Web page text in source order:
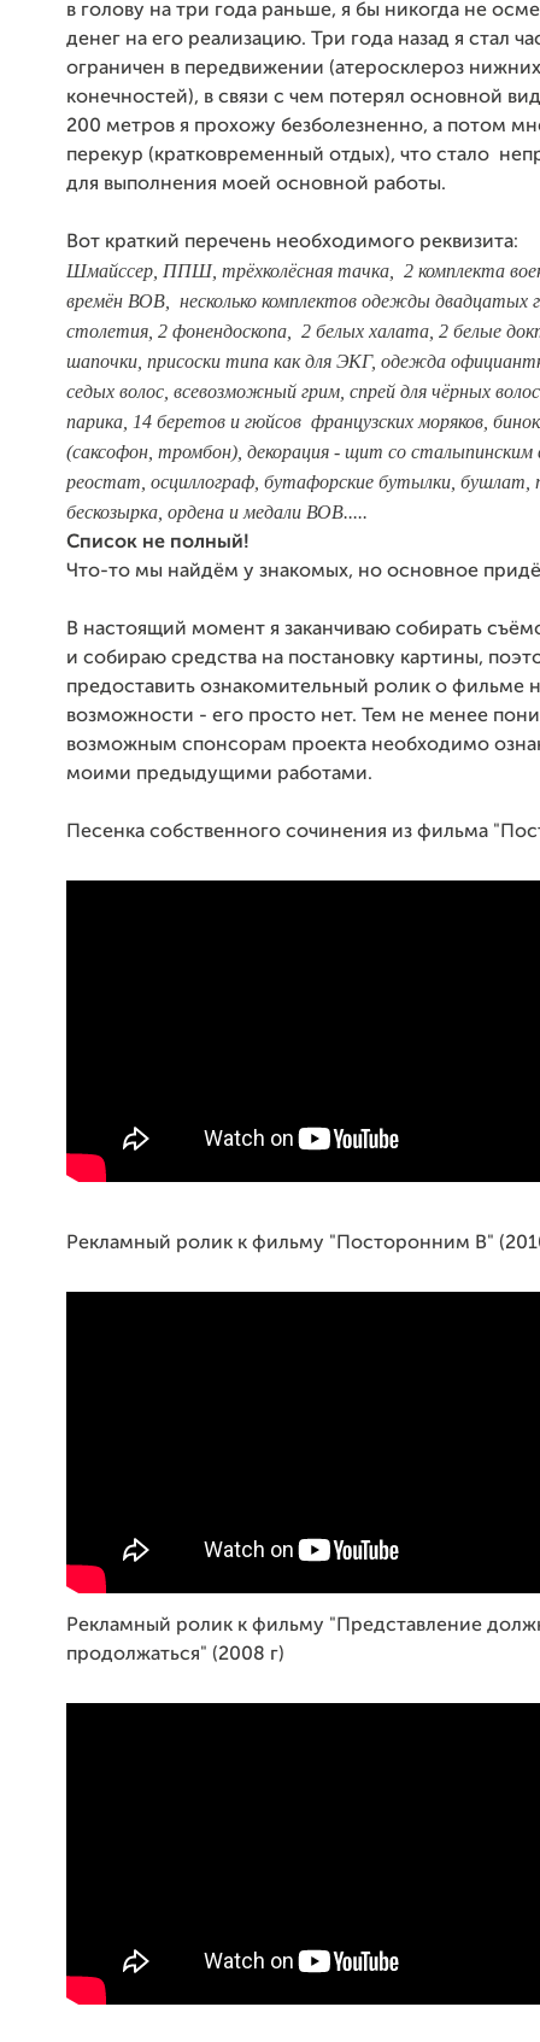
в голову на три года раньше, я бы никогда не
денег на его реализацию. Три года назад я стал
ограничен в передвижении (атеросклероз нижних
конечностей), в связи с чем потерял основной
200 метров я прохожу безболезненно, а потом
перекур (кратковременный отдых), что стало
для выполнения моей основной работы.
Вот краткий перечень необходимого реквизита:
Шмайссер, ППШ, трёхколёсная тачка, 2 комплекта
времён ВОВ, несколько комплектов одежды двадцатых
столетия, 2 фонендоскопа, 2 белых халата, 2 белые
шапочки, присоски типа как для ЭКГ, одежда
седых волос, всевозможный грим, спрей для чёрных
парика, 14 беретов и гюйсов французских моряков,
(саксофон, тромбон), декорация - щит со сталыпинским
реостат, осциллограф, бутафорские бутылки, бушлат,
бескозырка, ордена и медали ВОВ.....
Список не полный!
Что-то мы найдём у знакомых, но основное
В настоящий момент я заканчиваю собирать
и собираю средства на постановку картины,
предоставить ознакомительный ролик о фильме
возможности - его просто нет. Тем не менее
возможным спонсорам проекта необходимо
моими предыдущими работами.
Песенка собственного сочинения из фильма
Рекламный ролик к фильму "Посторонним В"
Рекламный ролик к фильму "Представление
продолжаться" (2008 г)